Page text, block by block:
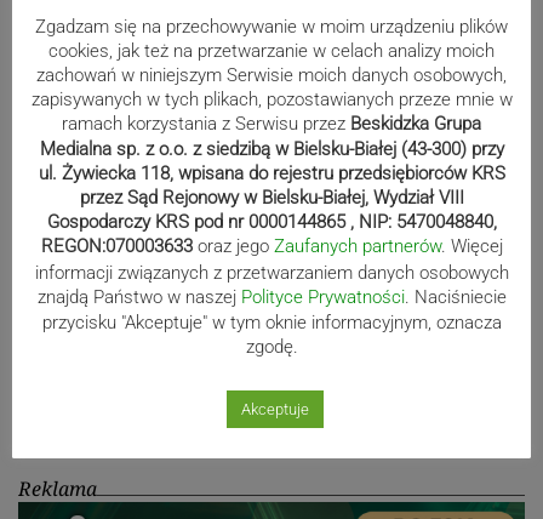
80-lecie Soły Kobiernice. Będzie się
działo! SZCZEGÓŁOWY PROGRAM
Kaniów stolicą europejskiego kajak
polo. Kilkadziesiąt drużyn z całej
Europy rywalizowało przez trzy dni
Nakamura z dubletem w Wiśle.
klasyfikację Polaków
Reklama
Zgadzam się na przechowywanie w moim urządzeniu plików
cookies, jak też na przetwarzanie w celach analizy moich
zachowań w niniejszym Serwisie moich danych osobowych,
zapisywanych w tych plikach, pozostawianych przeze mnie w
ramach korzystania z Serwisu przez Beskidzka Grupa
Medialna sp. z o.o. z siedzibą w Bielsku-Białej (43-300) przy
ul. Żywiecka 118, wpisana do rejestru przedsiębiorców KRS
przez Sąd Rejonowy w Bielsku-Białej, Wydział VIII
Gospodarczy KRS pod nr 0000144865 , NIP: 5470048840,
REGON:070003633 oraz jego Zaufanych partnerów. Więcej
informacji związanych z przetwarzaniem danych osobowych
znajdą Państwo w naszej Polityce Prywatności. Naciśniecie
przycisku "Akceptuje" w tym oknie informacyjnym, oznacza
zgodę.
Akceptuje